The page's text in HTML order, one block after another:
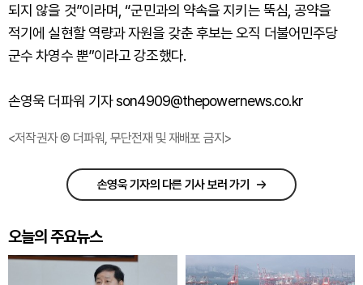
되지 않을 것”이라며, “군민과의 약속을 지키는 뚝심, 공약을
적기에 실현할 역량과 자원을 갖춘 후보는 오직 더불어민주당
군수 차영수 뿐”이라고 강조했다.
손영욱 더파워 기자 son4909@thepowernews.co.kr
<저작권자 © 더파워, 무단전재 및 재배포 금지>
손영욱 기자의 다른 기사 보러 가기
오늘의 주요뉴스